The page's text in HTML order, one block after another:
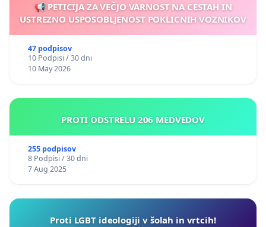
📢 PETICIJA ZA VEČJO VARNOST NA CESTAH IN
USTREZNO USPOSOBLJENOST POKLICNIH VOZNIKOV
47 podpisov
10 Podpisi / 30 dni
10 May 2026
PROTI ODSTRELU 206 MEDVEDOV
255 podpisov
8 Podpisi / 30 dni
7 Aug 2025
Proti LGBT ideologiji v šolah in vrtcih!